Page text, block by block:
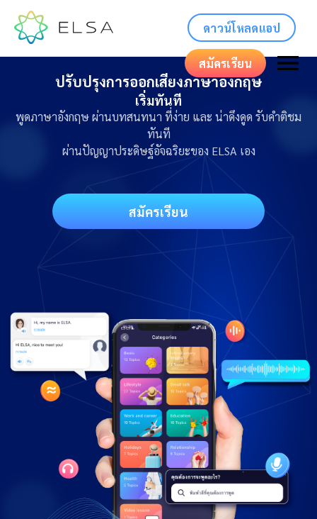
ดาวน์โหลดแอป
สมัครเรียน
ปรับปรุงการออกเสียงภาษาอังกฤษ
เริ่มทันที
พูดภาษาอังกฤษ ผ่านบทสนทนา ที่ง่าย และ น่าดึงดูด รับคำติชม
ทันที
ผ่านปัญญาประดิษฐ์อัจฉริยะของ ELSA เอง
สมัครเรียน